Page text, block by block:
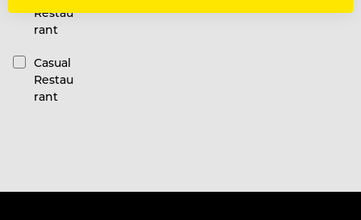
Restau
rant
Casual
Restau
rant